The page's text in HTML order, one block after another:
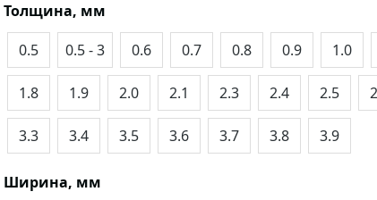
Толщина, мм
0.5
0.5 - 3 0.6 0.7 0.8 0.9 1.0
1.8 1.9 2.0 2.1 2.3 2.4 2.5
3.3 3.4 3.5 3.6 3.7 3.8 3.9
Ширина, мм